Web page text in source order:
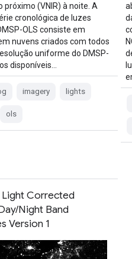
(VNIR) à noite. A
cronológica de luzes
OLS consiste em
nuvens criados com todos
uniforme do DMSP-
disponíveis…
imagery lights
ols
Light Corrected
Night Band
Version 1